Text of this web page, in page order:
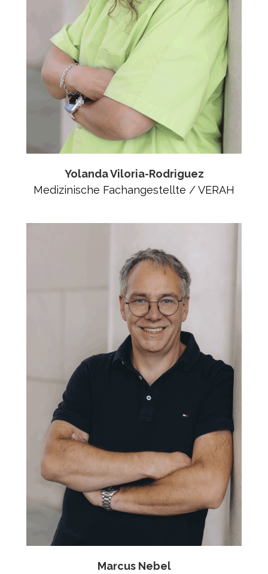
Yolanda Viloria-Rodriguez
Medizinische Fachangestellte / VERAH
Marcus Nebel